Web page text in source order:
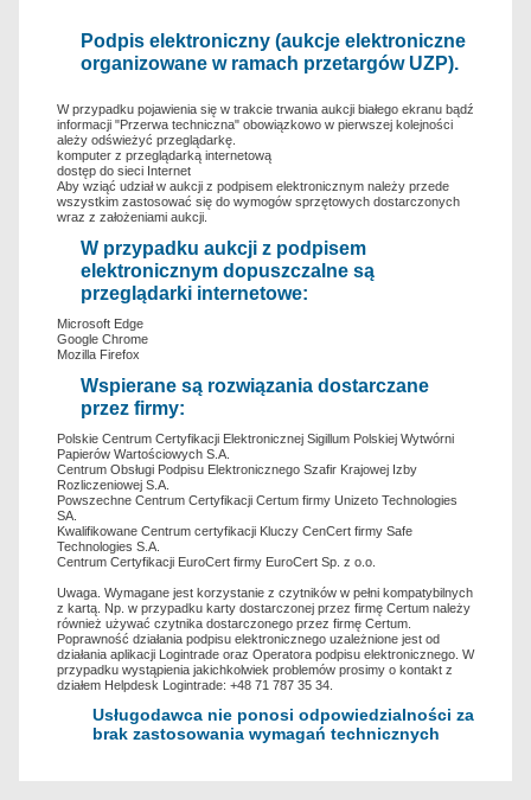
Podpis elektroniczny (aukcje elektroniczne
organizowane w ramach przetargów UZP).
W przypadku pojawienia się w trakcie trwania aukcji białego ekranu bądź
informacji "Przerwa techniczna" obowiązkowo w pierwszej kolejności
ależy odświeżyć przeglądarkę.
komputer z przeglądarką internetową
dostęp do sieci Internet
Aby wziąć udział w aukcji z podpisem elektronicznym należy przede
wszystkim zastosować się do wymogów sprzętowych dostarczonych
wraz z założeniami aukcji.
W przypadku aukcji z podpisem
elektronicznym dopuszczalne są
przeglądarki internetowe:
Microsoft Edge
Google Chrome
Mozilla Firefox
Wspierane są rozwiązania dostarczane
przez firmy:
Polskie Centrum Certyfikacji Elektronicznej Sigillum Polskiej Wytwórni
Papierów Wartościowych S.A.
Centrum Obsługi Podpisu Elektronicznego Szafir Krajowej Izby
Rozliczeniowej S.A.
Powszechne Centrum Certyfikacji Certum firmy Unizeto Technologies
SA.
Kwalifikowane Centrum certyfikacji Kluczy CenCert firmy Safe
Technologies S.A.
Centrum Certyfikacji EuroCert firmy EuroCert Sp. z o.o.
Uwaga. Wymagane jest korzystanie z czytników w pełni kompatybilnych
z kartą. Np. w przypadku karty dostarczonej przez firmę Certum należy
również używać czytnika dostarczonego przez firmę Certum.
Poprawność działania podpisu elektronicznego uzależnione jest od
działania aplikacji Logintrade oraz Operatora podpisu elektronicznego. W
przypadku wystąpienia jakichkolwiek problemów prosimy o kontakt z
działem Helpdesk Logintrade: +48 71 787 35 34.
Usługodawca nie ponosi odpowiedzialności za
brak zastosowania wymagań technicznych